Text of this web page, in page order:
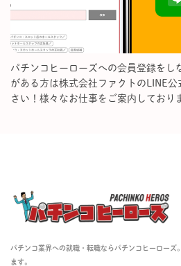
パチンコヒーローズへの会員登録をし
がある方は株式会社ファクトのLINE
さい！様々なお仕事をご案内しており
パチンコ業界への就職・転職ならパチンコヒーローズ
ます。